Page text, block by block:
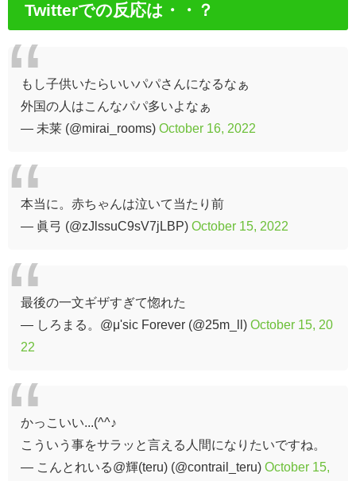
Twitterでの反応は・・？
もし子供いたらいいパパさんになるなぁ
外国の人はこんなパパ多いよなぁ
— 未莱 (@mirai_rooms) October 16, 2022
本当に。赤ちゃんは泣いて当たり前
— 眞弓 (@zJlssuC9sV7jLBP) October 15, 2022
最後の一文ギザすぎて惚れた
— しろまる。@μ'sic Forever (@25m_ll) October 15, 20
22
かっこいい...(^^♪
こういう事をサラッと言える人間になりたいですね。
— こんとれいる@輝(teru) (@contrail_teru) October 15,